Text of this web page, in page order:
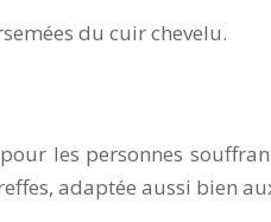
du cuir chevelu.
les personnes
adaptée aussi bien